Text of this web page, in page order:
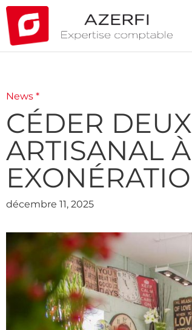
News *
CÉDER
ARTISANAL
décembre 11, 2025